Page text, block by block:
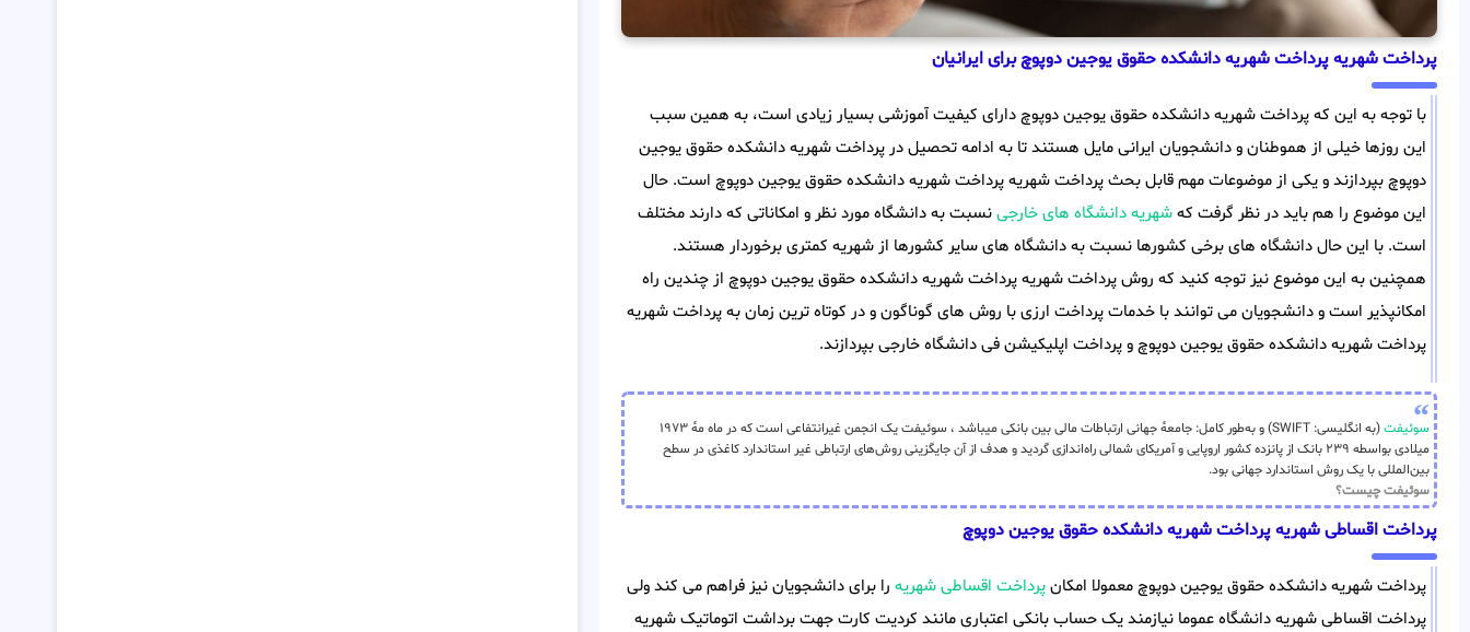
پرداخت شهریه پرداخت شهریه دانشکده حقوق یوجین دوپوچ برای ایرانیان
با توجه به این که پرداخت شهریه دانشکده حقوق یوجین دوپوچ دارای کیفیت آموزشی بسیار زیادی است، به همین سبب
این روزها خیلی از هموطنان و دانشجویان ایرانی مایل هستند تا به ادامه تحصیل در پرداخت شهریه دانشکده حقوق یوجین
دوپوچ بپردازند و یکی از موضوعات مهم قابل بحث پرداخت شهریه پرداخت شهریه دانشکده حقوق یوجین دوپوچ است. حال
این موضوع را هم باید در نظر گرفت کهشهریه دانشگاه های خارجینسبت به دانشگاه مورد نظر و امکاناتی که دارند مختلف
است. با این حال دانشگاه های برخی کشورها نسبت به دانشگاه های سایر کشورها از شهریه کمتری برخوردار هستند.
همچنین به این موضوع نیز توجه کنید که روش پرداخت شهریه پرداخت شهریه دانشکده حقوق یوجین دوپوچ از چندین راه
امکانپذیر است و دانشجویان می توانند با خدمات پرداخت ارزی با روش های گوناگون و در کوتاه ترین زمان به پرداخت شهریه
پرداخت شهریه دانشکده حقوق یوجین دوپوچ و پرداخت اپلیکیشن فی دانشگاه خارجی بپردازند.
سوئیفت
(به انگلیسی: SWIFT) و به‌طور کامل: جامعهٔ جهانی ارتباطات مالی بین بانکی میباشد ، سوئیفت یک انجمن غیرانتفاعی است که در ماه مهٔ ۱۹۷۳
میلادی بواسطه ۲۳۹ بانک از پانزده کشور اروپایی و آمریکای شمالی راه‌اندازی گردید و هدف از آن جایگزینی روش‌های ارتباطی غیر استاندارد کاغذی در سطح
بین‌المللی با یک روش استاندارد جهانی بود.
سوئیفت چیست؟
پرداخت اقساطی شهریه پرداخت شهریه دانشکده حقوق یوجین دوپوچ
پرداخت شهریه دانشکده حقوق یوجین دوپوچ معمولا امکانپرداخت اقساطی شهریه را برای دانشجویان نیز فراهم می کند ولی
پرداخت اقساطی شهریه دانشگاه عموما نیازمند یک حساب بانکی اعتباری مانند کردیت کارت جهت برداشت اتوماتیک شهریه